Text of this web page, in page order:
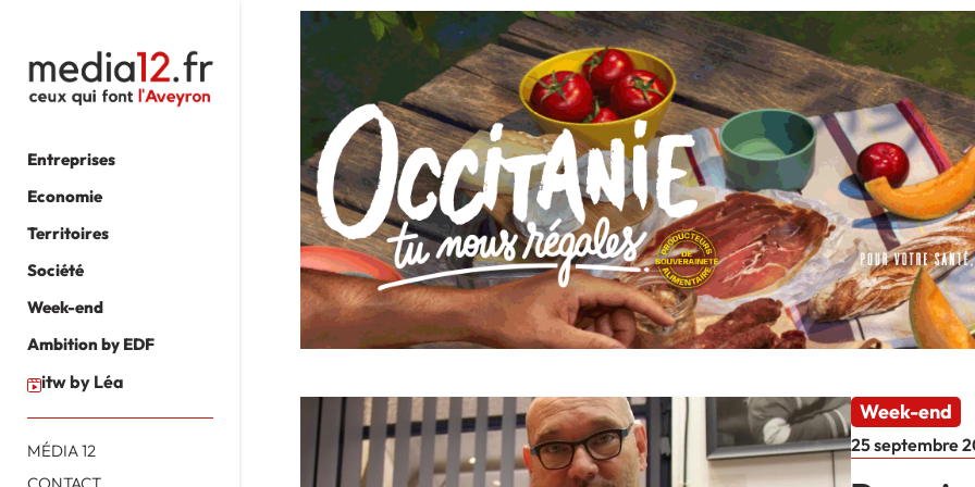
Entreprises
Economie
Territoires
Société
Week-end
Ambition by EDF
itw by Léa
MÉDIA 12
Week-end
25 septembre